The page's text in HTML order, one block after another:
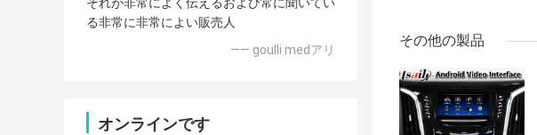
それが非常によく伝えるおよび常に聞いてい
る非常に非常によい販売人
—— goulli medアリ
オンラインです
その他の製品